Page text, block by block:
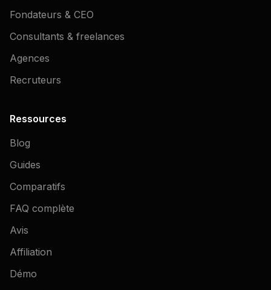
Fondateurs & CEO
Consultants & freelances
Agences
Recruteurs
Ressources
Blog
Guides
Comparatifs
FAQ complète
Avis
Affiliation
Démo